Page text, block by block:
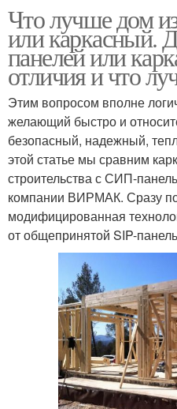
Что лучше дом
или каркасный.
панелей или
отличия и что
Этим вопросом вполне
желающий быстро и
безопасный, надежный,
этой статье мы сравним
строительства с СИП-
компании ВИРМАК. Сразу
модифицированная
от общепринятой SIP-